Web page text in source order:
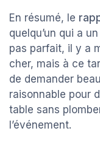
En résumé, le
quelqu’un qui a
pas parfait, il y a
cher, mais à ce
de demander
raisonnable pour
table sans
l’événement.